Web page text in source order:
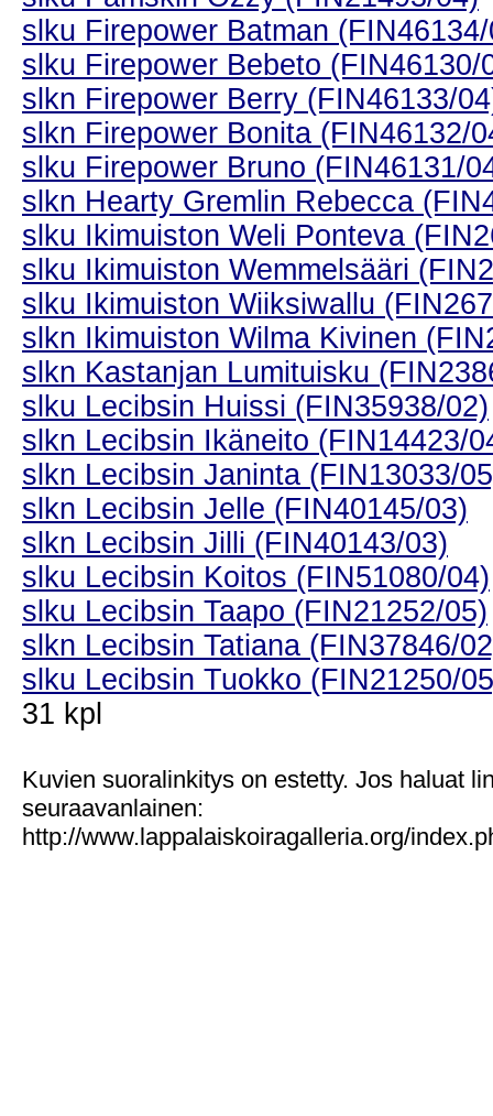
slku Firepower Batman
slku Firepower Bebeto (FIN46130/
slkn Firepower Berry (FIN46133/
slkn Firepower Bonita (FIN46132/
slku Firepower Bruno (FIN46131/
slkn Hearty Gremlin Rebecca
slku Ikimuiston Weli Ponteva
slku Ikimuiston Wemmelsääri
slku Ikimuiston Wiiksiwallu
slkn Ikimuiston Wilma Kivinen
slkn Kastanjan Lumituisku
slku Lecibsin Huissi (FIN35938/02)
slkn Lecibsin Ikäneito (FIN14423/
slkn Lecibsin Janinta (FIN13033/
slkn Lecibsin Jelle (FIN40145/03)
slkn Lecibsin Jilli (FIN40143/03)
slku Lecibsin Koitos (FIN51080/04)
slku Lecibsin Taapo (FIN21252/05)
slkn Lecibsin Tatiana (FIN37846/
slku Lecibsin Tuokko (FIN21250/
31 kpl
Kuvien suoralinkitys on estetty. Jos haluat
seuraavanlainen:
http://www.lappalaiskoiragalleria.org/